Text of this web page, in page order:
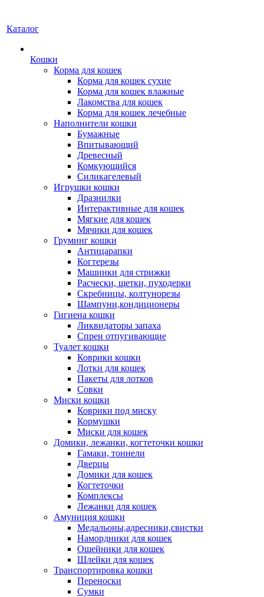
Каталог
Кошки
Корма для кошек
Корма для кошек сухие
Корма для кошек влажные
Лакомства для кошек
Корма для кошек лечебные
Наполнители кошки
Бумажные
Впитывающий
Древесный
Комкующийся
Силикагелевый
Игрушки кошки
Дразнилки
Интерактивные для кошек
Мягкие для кошек
Мячики для кошек
Груминг кошки
Антицарапки
Когтерезы
Машинки для стрижки
Расчески, щетки, пуходерки
Скребницы, колтунорезы
Шампуни,кондиционеры
Гигиена кошки
Ликвидаторы запаха
Спреи отпугивающие
Туалет кошки
Коврики кошки
Лотки для кошек
Пакеты для лотков
Совки
Миски кошки
Коврики под миску
Кормушки
Миски для кошек
Домики, лежанки, когтеточки кошки
Гамаки, тоннели
Дверцы
Домики для кошек
Когтеточки
Комплексы
Лежанки для кошек
Амуниция кошки
Медальоны,адресники,свистки
Намордники для кошек
Ошейники для кошек
Шлейки для кошек
Транспортировка кошки
Переноски
Сумки